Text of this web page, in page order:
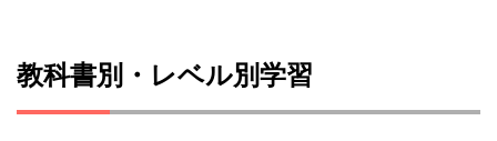
教科書別・レベル別学習